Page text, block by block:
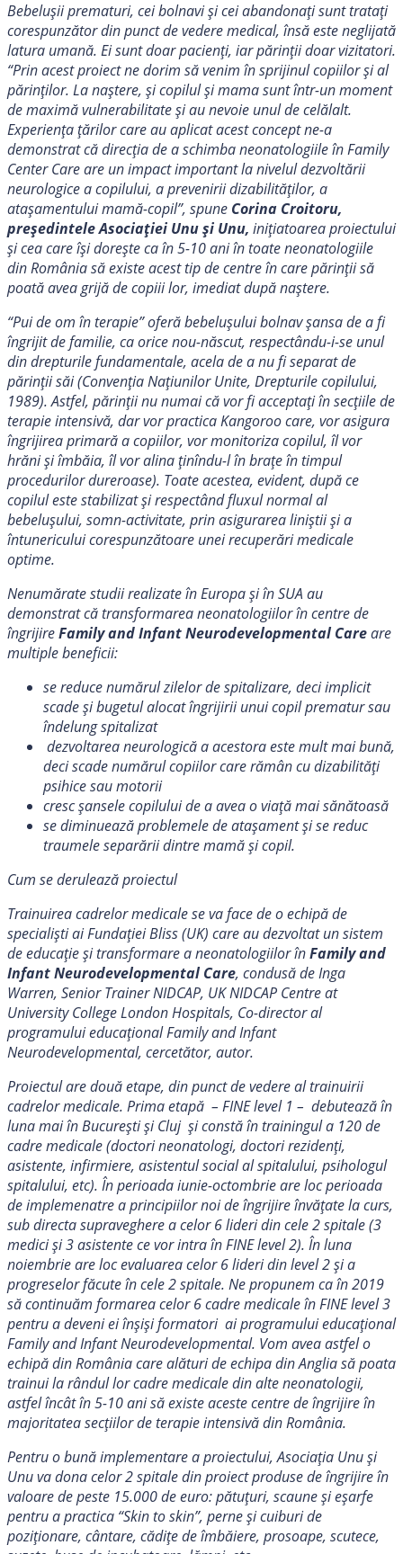
Bebelușii prematuri, cei bolnavi și cei abandonați sunt tratați
corespunzător din punct de vedere medical, însă este neglijată
latura umană. Ei sunt doar pacienți, iar părinții doar vizitatori.
“Prin acest proiect ne dorim să venim în sprijinul copiilor și al
părinților. La naștere, și copilul și mama sunt într-un moment
de maximă vulnerabilitate și au nevoie unul de celălalt.
Experiența țărilor care au aplicat acest concept ne-a
demonstrat că direcția de a schimba neonatologiile în Family
Center Care are un impact important la nivelul dezvoltării
neurologice acopilului, a prevenirii dizabilităților, a
atașamentului mamă-copil”, spune Corina Croitoru,
președintele Asociației Unu și Unu, inițiatoarea proiectului
și cea care își dorește ca în 5-10 ani în toate neonatologiile
din România să existe acest tip de centre în care părinții să
poată avea grijă de copiii lor, imediat după naștere.
“Pui de om în terapie” oferă bebelușului bolnav șansa de a fi
îngrijit de familie, ca orice nou-născut, respectându-i-se unul
din drepturile fundamentale, acela de a nu fi separat de
părinții săi (Convenția Națiunilor Unite, Drepturile copilului,
1989). Astfel, părinții nu numai că vor fi acceptați în secțiile de
terapie intensivă, dar vor practica Kangoroo care, vor asigura
îngrijirea primară a copiilor, vor monitoriza copilul, îl vor
hrăni și îmbăia, îl vor alina ținîndu-l în brațe în timpul
procedurilor dureroase). Toate acestea, evident, după ce
copilul este stabilizat și respectând fluxul normal al
bebelușului, somn-activitate, prin asigurarea liniștii și a
întunericului corespunzătoare unei recuperări medicale
optime.
Nenumărate studii realizate în Europa și în SUA au
demonstrat că transformarea neonatologiilor în centre de
îngrijireFamily and Infant Neurodevelopmental Careare
multiple beneficii:
se reduce numărul zilelor de spitalizare, deci implicit
scade și bugetul alocat îngrijirii unui copil prematur sau
îndelung spitalizat
dezvoltarea neurologică a acestora este mult mai bună,
deci scade numărul copiilor care rămân cu dizabilități
psihice sau motorii
cresc șansele copilului de a avea o viață mai sănătoasă
se diminuează problemele de atașament și se reduc
traumele separării dintre mamă și copil.
Cum se derulează proiectul
Trainuirea cadrelor medicale se va face de o echipă de
specialiști ai Fundației Bliss (UK) care au dezvoltat un sistem
de educație și transformare a neonatologiilor înFamily and
Infant Neurodevelopmental Care, condusă de Inga
Warren, Senior Trainer NIDCAP, UK NIDCAP Centre at
University College London Hospitals, Co-director al
programului educațional Family and Infant
Neurodevelopmental, cercetător, autor.
Proiectul are două etape, din punct de vedere al trainuirii
cadrelor medicale. Prima etapă – FINE level 1 – debutează în
luna mai în București și Cluj și constă în trainingul a 120 de
cadre medicale (doctori neonatologi, doctori rezidenți,
asistente, infirmiere, asistentul social al spitalului, psihologul
spitalului, etc). În perioada iunie-octombrie are loc perioada
de implemenatre a principiilor noi de îngrijire învățate la curs,
sub directa supraveghere a celor 6 lideri din cele 2 spitale (3
medici și 3 asistente ce vor intra în FINE level 2). În luna
noiembrie are loc evaluarea celor 6 lideri din level 2 și a
progreselor făcute în cele 2 spitale. Ne propunem ca în 2019
să continuăm formarea celor 6 cadre medicale în FINE level 3
pentru a deveni ei înșiși formatori ai programului educațional
Family and Infant Neurodevelopmental. Vom avea astfel o
echipă din România care alături de echipa din Anglia să poata
trainui la rândul lor cadre medicale din alte neonatologii,
astfel încât în 5-10 ani să existe aceste centre de îngrijire în
majoritatea secțiilor de terapie intensivă din România.
Pentru o bună implementare a proiectului, Asociația Unu și
Unu va dona celor 2 spitale din proiect produse de îngrijire în
valoare de peste 15.000 de euro: pătuțuri, scaune și eșarfe
pentru a practica “Skin to skin”, perne și cuiburi de
poziționare, cântare, cădițe de îmbăiere, prosoape, scutece,